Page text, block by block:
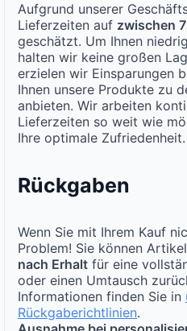
Aufgrund unserer
Lieferzeiten auf zwischen
geschätzt. Um Ihnen
halten wir keine großen
erzielen wir Einsparungen
Ihnen unsere Produkte zu
anbieten. Wir arbeiten
Lieferzeiten so weit wie
Ihre optimale Zufriedenheit.
Rückgaben
Wenn Sie mit Ihrem Kauf
Problem! Sie können
nach Erhalt für eine
oder einen Umtausch
Informationen finden Sie in
Rückgaberichtlinien.